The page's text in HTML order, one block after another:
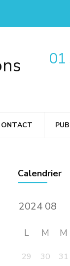
01
Calendrier
L M M
29 30 31